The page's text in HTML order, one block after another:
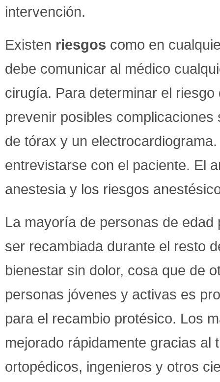
intervención.
Existen riesgos como en
debe comunicar al médico
cirugía. Para determinar el
prevenir posibles
de tórax y un
entrevistarse con el paciente. El
anestesia y los riesgos
La mayoría de personas de
ser recambiada durante el resto
bienestar sin dolor, cosa que de
personas jóvenes y activas es
para el recambio protésico. Los
mejorado rápidamente gracias al
ortopédicos, ingenieros y otros